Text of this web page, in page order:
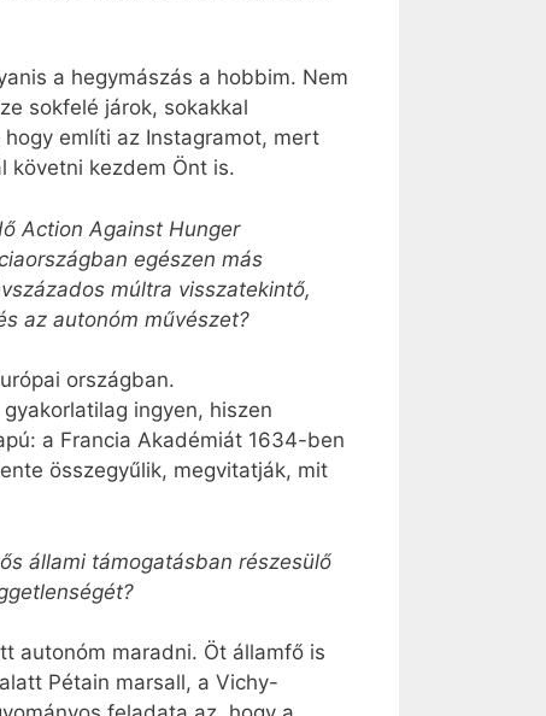
a hegymászás a hobbim. Nem
sokfelé járok, sokakkal
említi az Instagramot, mert
követni kezdem Önt is.
Action Against Hunger
egészen más
múltra visszatekintő,
az autonóm művészet?
országban.
ingyen, hiszen
a Francia Akadémiát 1634-ben
összegyűlik, megvitatják, mit
állami támogatásban részesülő
autonóm maradni. Öt államfő is
Pétain marsall, a Vichy-